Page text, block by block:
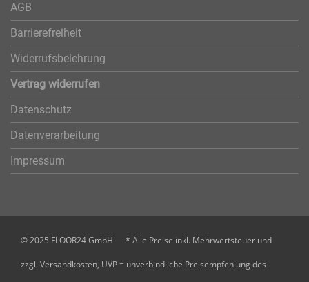
AGB
Barrierefreiheit
Widerrufsbelehrung
Vertrag widerrufen
Datenschutz
Datenverarbeitung
Impressum
© 2025 FLOOR24 GmbH — * Alle Preise inkl. Mehrwertsteuer und
zzgl. Versandkosten, UVP = unverbindliche Preisempfehlung des